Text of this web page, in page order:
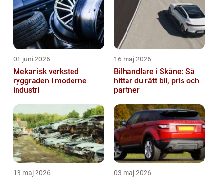
01 juni 2026
Mekanisk verksted
ryggraden i moderne
industri
16 maj 2026
Bilhandlare i Skåne: Så
hittar du rätt bil, pris och
partner
13 maj 2026 03 maj 2026